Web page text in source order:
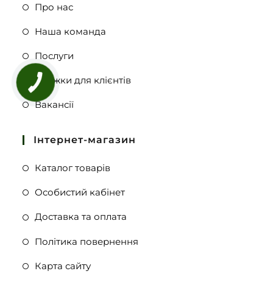
Про нас
Наша команда
Послуги
Знижки для клієнтів
Вакансії
Інтернет-магазин
Каталог товарів
Особистий кабінет
Доставка та оплата
Політика повернення
Карта сайту